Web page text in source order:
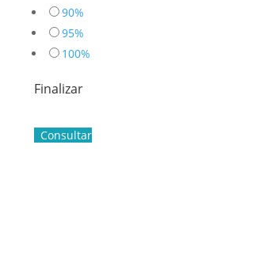
90%
95%
100%
Finalizar
Consultar